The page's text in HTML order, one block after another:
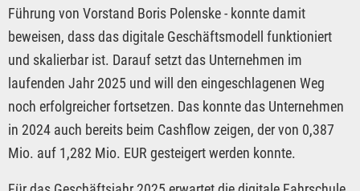
Führung von Vorstand Boris Polenske - konnte damit
beweisen, dass das digitale Geschäftsmodell funktioniert
und skalierbar ist. Darauf setzt das Unternehmen im
laufenden Jahr 2025 und will den eingeschlagenen Weg
noch erfolgreicher fortsetzen. Das konnte das Unternehmen
in 2024 auch bereits beim Cashflow zeigen, der von 0,387
Mio. auf 1,282 Mio. EUR gesteigert werden konnte.